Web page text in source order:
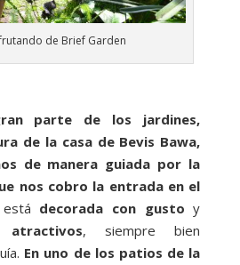
de Brief Garden
parte de los jardines,
de la casa de Bevis Bawa,
de manera guiada por la
nos cobro la entrada en el
decorada con gusto y
atractivos, siempre bien
En uno de los patios de la